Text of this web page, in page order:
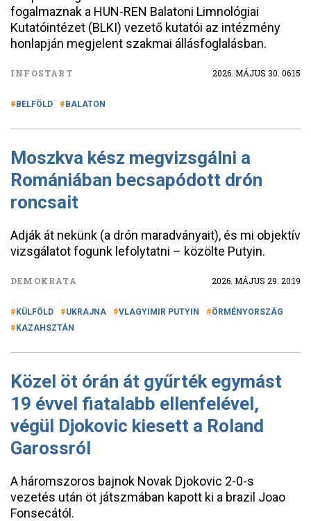
fogalmaznak a HUN-REN Balatoni Limnológiai
Kutatóintézet (BLKI) vezető kutatói az intézmény
honlapján megjelent szakmai állásfoglalásban.
INFOSTART 2026. MÁJUS 30. 06:15
BELFÖLD BALATON
Moszkva kész megvizsgálni a
Romániában becsapódott drón
roncsait
Adják át nekünk (a drón maradványait), és mi objektív
vizsgálatot fogunk lefolytatni – közölte Putyin.
DEMOKRATA 2026. MÁJUS 29. 20:19
KÜLFÖLD UKRAJNA VLAGYIMIR PUTYIN
ÖRMÉNYORSZÁG
KAZAHSZTÁN
Közel öt órán át gyűrték egymást
19 évvel fiatalabb ellenfelével,
végül Djokovic kiesett a Roland
Garossról
A háromszoros bajnok Novak Djokovic 2-0-s
vezetés után öt játszmában kapott ki a brazil Joao
Fonsecától.